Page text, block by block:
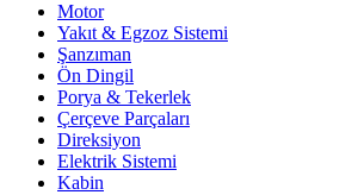
Motor
Yakıt & Egzoz Sistemi
Şanzıman
Ön Dingil
Porya & Tekerlek
Çerçeve Parçaları
Direksiyon
Elektrik Sistemi
Kabin